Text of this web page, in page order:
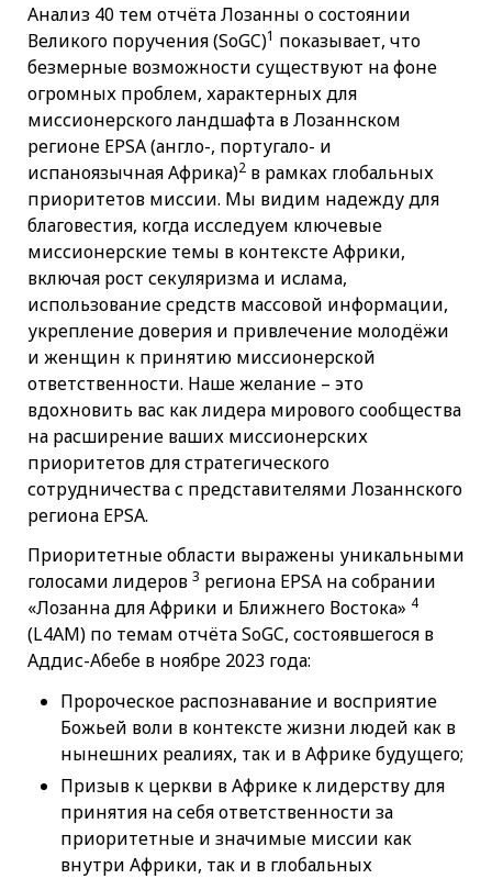
Анализ 40 тем отчёта Лозанны о состоянии
Великого поручения (SoGC)1 показывает, что
безмерные возможности существуют на фоне
огромных проблем, характерных для
миссионерского ландшафта в Лозаннском
регионе EPSA (англо-, португало- и
испаноязычная Африка)2 в рамках глобальных
приоритетов миссии. Мы видим надежду для
благовестия, когда исследуем ключевые
миссионерские темы в контексте Африки,
включая рост секуляризма и ислама,
использование средств массовой информации,
укрепление доверия и привлечение молодёжи
и женщин к принятию миссионерской
ответственности. Наше желание – это
вдохновить вас как лидера мирового сообщества
на расширение ваших миссионерских
приоритетов для стратегического
сотрудничества с представителями Лозаннского
региона EPSA.
Приоритетные области выражены уникальными
голосами лидеров 3 региона EPSA на собрании
«Лозанна для Африки и Ближнего Востока» 4
(L4AM) по темам отчёта SoGC, состоявшегося в
Аддис-Абебе в ноябре 2023 года:
Пророческое распознавание и восприятие
Божьей воли в контексте жизни людей как в
нынешних реалиях, так и в Африке будущего;
Призыв к церкви в Африке к лидерству для
принятия на себя ответственности за
приоритетные и значимые миссии как
внутри Африки, так и в глобальных